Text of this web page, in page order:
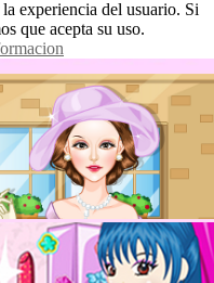
experiencia del usuario. Si
que acepta su uso.